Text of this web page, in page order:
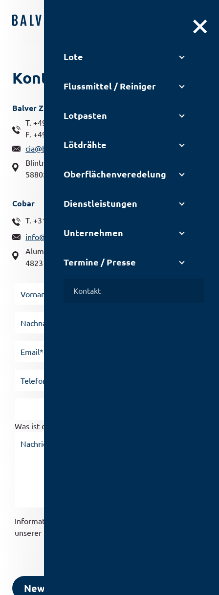
Kontakt
Balver Zinn GmbH
T. +49 2375 915 0
F. +49 2375 915 1700
cia@balverzinn.com
Blintroper Weg 11,
58802 Balve
Cobar
T. +31 765445-566
info@cobar.com
Aluminiumstraat 2,
4823 AL Breda (NL)
Was ist die Summe aus 2 und 7?
Informationen zur Datenverarbeitung finden Sie in
unserer
Newsletter
Lote
Flussmittel / Reiniger
Lotpasten
Lötdrähte
Oberflächen­veredelung
Dienstleistungen
Unternehmen
Termine / Presse
Kontakt